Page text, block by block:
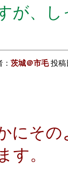
が、
茨城＠市毛投稿
にそ
す。